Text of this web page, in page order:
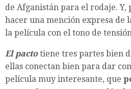
de Afganistán para el rodaje.
hacer una mención expresa de
la película con el tono de
El pactotiene tres partes bien
ellas conectan bien para dar
película muy interesante, que